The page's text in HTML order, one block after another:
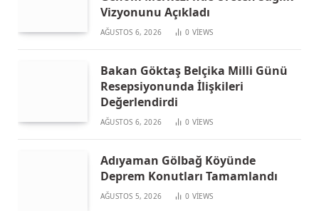
Vizyonunu Açıkladı
AĞUSTOS 6, 2026 0 VIEWS
Bakan Göktaş Belçika Milli Günü
Resepsiyonunda İlişkileri
Değerlendirdi
AĞUSTOS 6, 2026 0 VIEWS
Adıyaman Gölbağ Köyünde
Deprem Konutları Tamamlandı
AĞUSTOS 5, 2026 0 VIEWS